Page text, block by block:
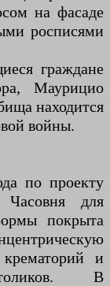
на фасаде
росписями
граждане
Маурицио
находится
войны.
по проекту
Часовня для
покрыта
и
В